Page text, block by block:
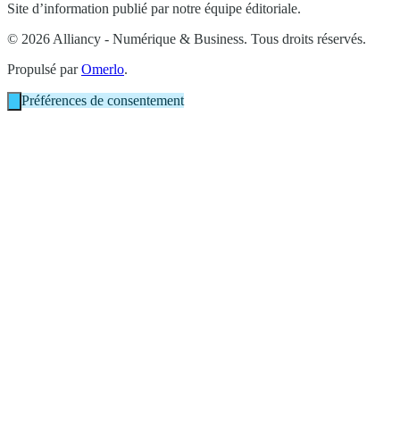
Site d’information publié par notre équipe éditoriale.
© 2026 Alliancy - Numérique & Business. Tous droits réservés.
Propulsé parOmerlo.
Préférences de consentement